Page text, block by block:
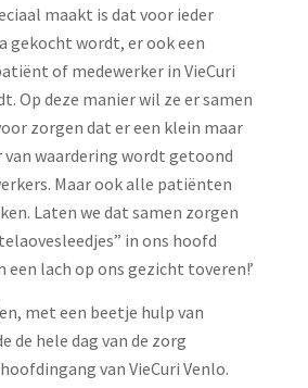
maakt is dat voor ieder
gekocht wordt, er ook een
of medewerker in VieCuri
Op deze manier wil ze er samen
zorgen dat er een klein maar
waardering wordt getoond
Maar ook alle patiënten
Laten we dat samen zorgen
in ons hoofd
een lach op ons gezicht toveren!’
met een beetje hulp van
de hele dag van de zorg
van VieCuri Venlo.